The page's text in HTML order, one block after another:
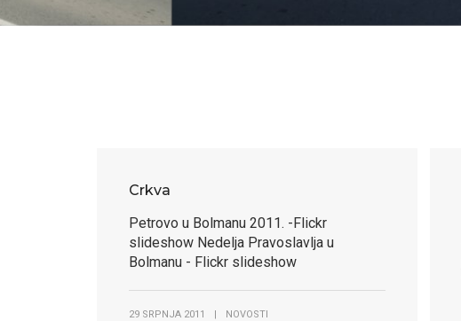
Crkva
Petrovo u Bolmanu 2011. -Flickr
slideshow Nedelja Pravoslavlja u
Bolmanu - Flickr slideshow
29 SRPNJA 2011 NOVOSTI